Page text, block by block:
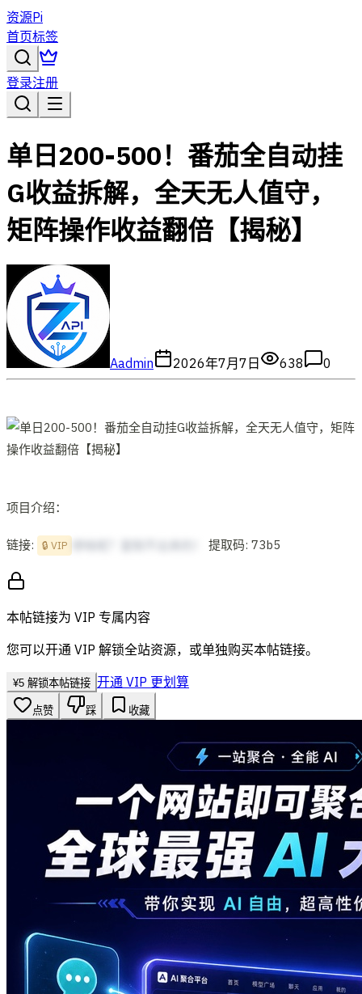
资源Pi
首页标签
登录注册
单日200-500！番茄全自动挂
G收益拆解，全天无人值守，
矩阵操作收益翻倍【揭秘】
Aadmin 2026年7月7日 638 0
项目介绍：
链接: 🔒 VIP 提取码: 73b5
本帖链接为 VIP 专属内容
您可以开通 VIP 解锁全站资源，或单独购买本帖链接。
¥5 解锁本帖链接 开通 VIP 更划算
点赞 踩 收藏